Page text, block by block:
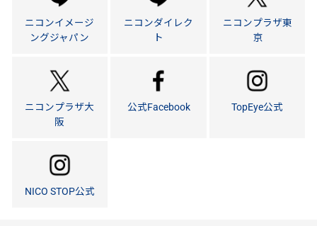
ニコンイメージ
ングジャパン
ニコンダイレク
ト
ニコンプラザ東
京
ニコンプラザ大
阪
公式Facebook TopEye公式
NICO STOP公式